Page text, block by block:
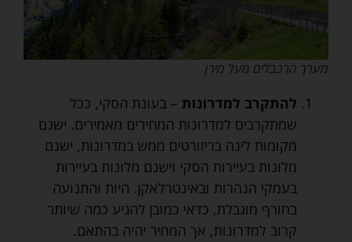
מערך הרכבלים מעל מירן
להתקרב למדרונות– בעונת הסקי, ככל
שמתקרבים למדרונות המחירים מאמירים. ישנם
מקומות לינה בריזורטים ממש במדרונות, ישנם
מלונות בעיירות הסקי וישנם מלונות בעיירות
בעמקי הנהרות ובאינטרלאקן. היות והתנועה
בחורף מוגבלת, כדאי כמובן להגיע כמה שיותר
קרוב למדרונות, אך המחיר יהיה בהתאם.